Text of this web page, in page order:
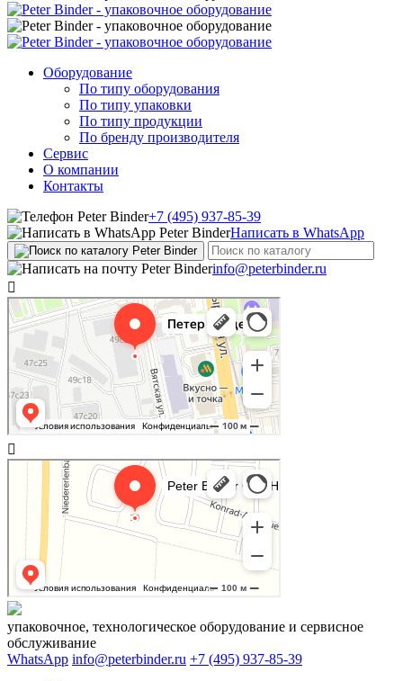
Оборудование
По типу оборудования
По типу упаковки
По типу продукции
По бренду производителя
Сервис
О компании
Контакты
+7 (495) 937-85-39
Написать в WhatsApp
info@peterbinder.ru


упаковочное, технологическое оборудование и сервисное
обслуживание
WhatsApp info@peterbinder.ru +7 (495) 937-85-39